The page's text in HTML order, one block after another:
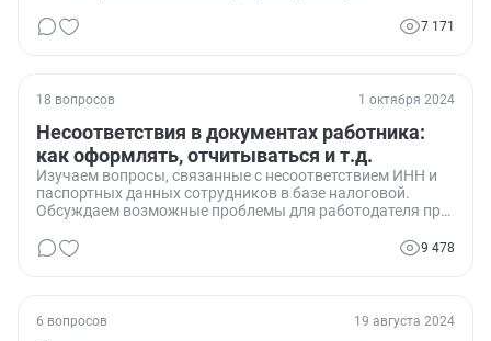
их кладовщик на складе. Мы считаем, что если у них есть
7 171
18 вопросов 1 октября 2024
Несоответствия в документах работника:
как оформлять, отчитываться и т.д.
Изучаем вопросы, связанные с несоответствием ИНН и
паспортных данных сотрудников в базе налоговой.
Обсуждаем возможные проблемы для работодателя при
9 478
6 вопросов 19 августа 2024